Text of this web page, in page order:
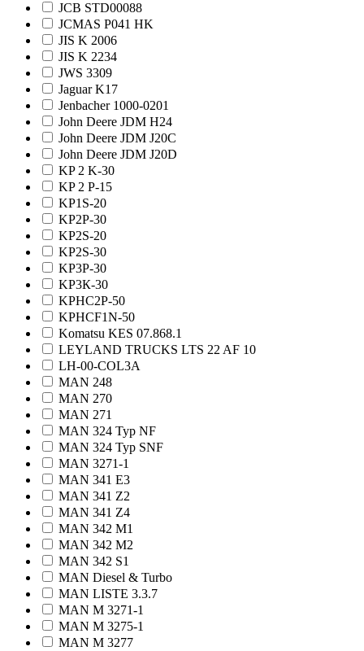
JCB STD00088
JCMAS P041 HK
JIS K 2006
JIS K 2234
JWS 3309
Jaguar K17
Jenbacher 1000-0201
John Deere JDM H24
John Deere JDM J20C
John Deere JDM J20D
KP 2 K-30
KP 2 P-15
KP1S-20
KP2P-30
KP2S-20
KP2S-30
KP3P-30
KP3К-30
KPHC2P-50
KPHCF1N-50
Komatsu KES 07.868.1
LEYLAND TRUCKS LTS 22 AF 10
LH-00-COL3A
MAN 248
MAN 270
MAN 271
MAN 324 Typ NF
MAN 324 Typ SNF
MAN 3271-1
MAN 341 E3
MAN 341 Z2
MAN 341 Z4
MAN 342 M1
MAN 342 M2
MAN 342 S1
MAN Diesel & Turbo
MAN LISTE 3.3.7
MAN M 3271-1
MAN M 3275-1
MAN M 3277